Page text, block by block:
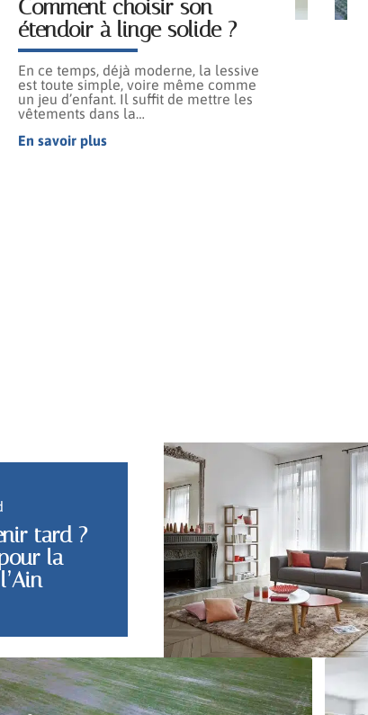
Comment choisir son
étendoir à linge solide ?
En ce temps, déjà moderne, la lessive
est toute simple, voire même comme
un jeu d’enfant. Il suffit de mettre les
vêtements dans la
En savoir plus
tard ?
la